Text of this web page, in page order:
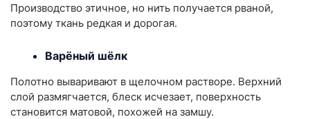
Производство этичное, но нить получается рваной,
поэтому ткань редкая и дорогая.
Варёный шёлк
Полотно вываривают в щелочном растворе. Верхний
слой размягчается, блеск исчезает, поверхность
становится матовой, похожей на замшу.